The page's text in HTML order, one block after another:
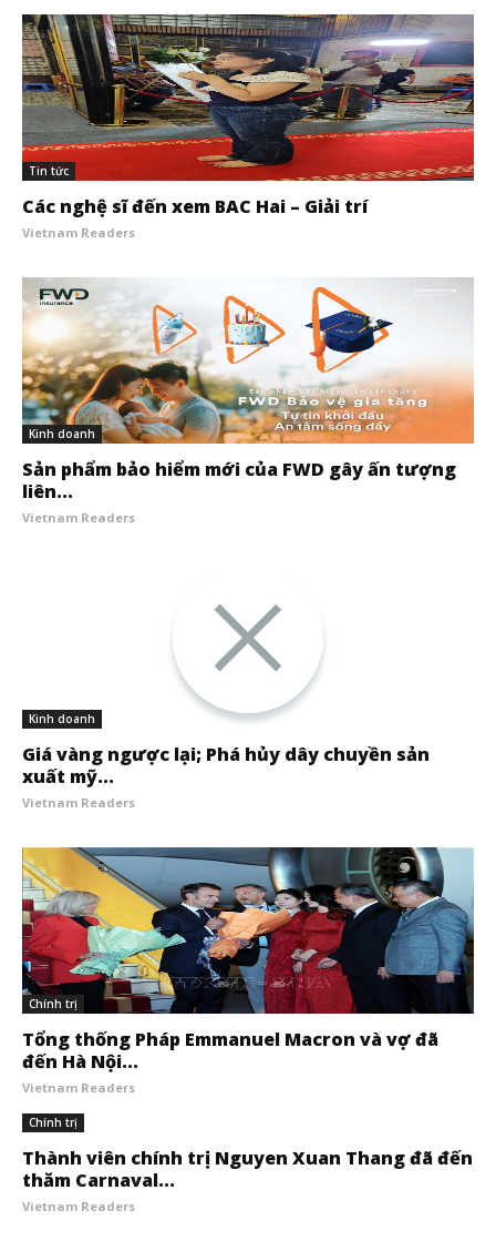
Tin tức
Các nghệ sĩ đến xem BAC Hai – Giải trí
Vietnam Readers
Kinh doanh
Sản phẩm bảo hiểm mới của FWD gây ấn tượng
liên...
Vietnam Readers
Kinh doanh
Giá vàng ngược lại; Phá hủy dây chuyền sản
xuất mỹ...
Vietnam Readers
Chính trị
Tổng thống Pháp Emmanuel Macron và vợ đã
đến Hà Nội...
Vietnam Readers
Chính trị
Thành viên chính trị Nguyen Xuan Thang đã đến
thăm Carnaval...
Vietnam Readers